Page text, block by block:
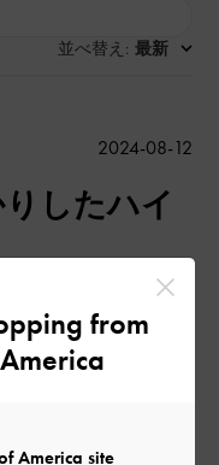
並べ替え : 最新
したハイ
で素敵です。秋冬に
公
2024-08-12
from
America site